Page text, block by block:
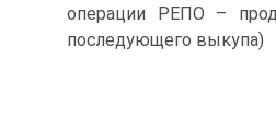
операции РЕПО –
последующего выкупа)